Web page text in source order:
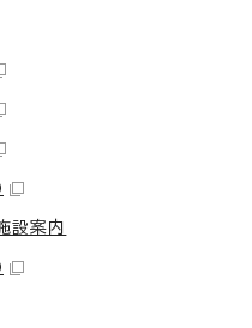
設案内